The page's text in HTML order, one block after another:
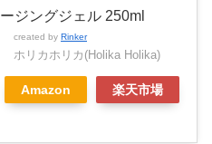
ージングジェル 250ml
created by Rinker
ホリカホリカ(Holika Holika)
Amazon 楽天市場